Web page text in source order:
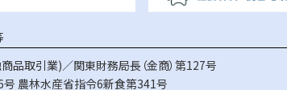
取引業)／関東財務局長（金商）第127号
号 農林水産省指令6新食第341号